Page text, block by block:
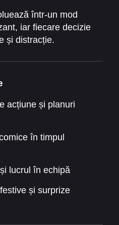
într-un mod
iar fiecare decizie
și distracție.
acțiune și planuri
în timpul
lucrul în echipă
și surprize